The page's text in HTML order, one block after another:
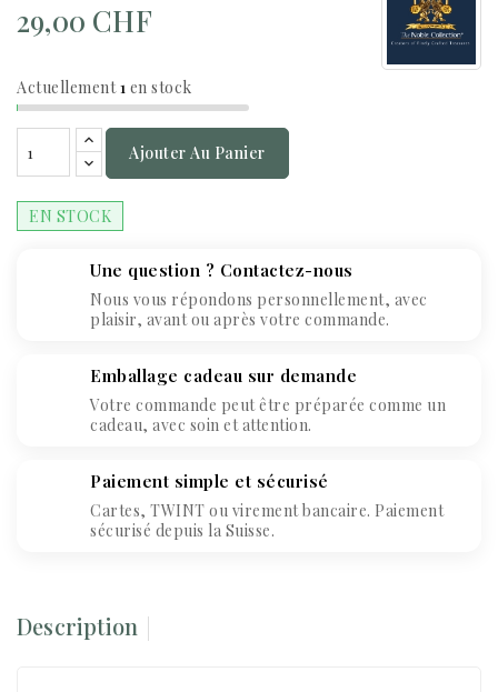
Actuellement1 en stock
29,00 CHF
Ajouter Au Panier
EN STOCK
Une question ? Contactez-nous
Nous vous répondons personnellement, avec
plaisir, avant ou après votre commande.
Emballage cadeau sur demande
Votre commande peut être préparée comme un
cadeau, avec soin et attention.
Paiement simple et sécurisé
Cartes, TWINT ou virement bancaire. Paiement
sécurisé depuis la Suisse.
Description